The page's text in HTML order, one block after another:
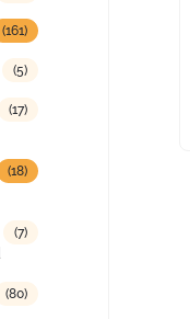
(161)
(5)
(17)
(18)
(7)
(80)